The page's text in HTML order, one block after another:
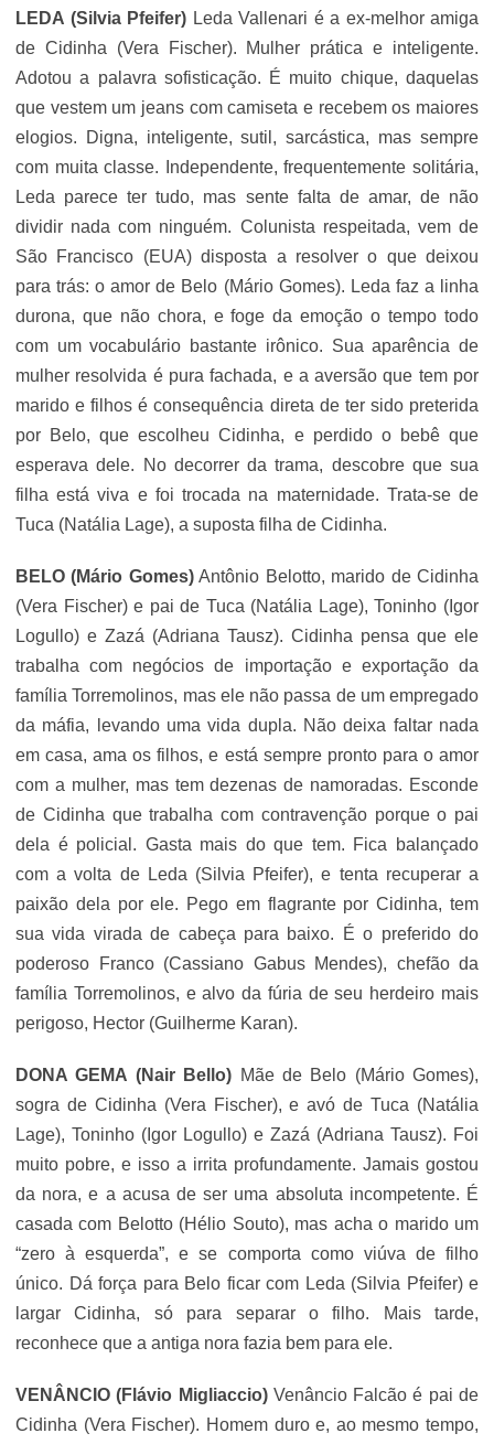
LEDA (Silvia Pfeifer) Leda Vallenari é a ex-melhor amiga
de Cidinha (Vera Fischer). Mulher prática e inteligente.
Adotou a palavra sofisticação. É muito chique, daquelas
que vestem um jeans com camiseta e recebem os maiores
elogios. Digna, inteligente, sutil, sarcástica, mas sempre
com muita classe. Independente, frequentemente solitária,
Leda parece ter tudo, mas sente falta de amar, de não
dividir nada com ninguém. Colunista respeitada, vem de
São Francisco (EUA) disposta a resolver o que deixou
para trás: o amor de Belo (Mário Gomes). Leda faz a linha
durona, que não chora, e foge da emoção o tempo todo
com um vocabulário bastante irônico. Sua aparência de
mulher resolvida é pura fachada, e a aversão que tem por
marido e filhos é consequência direta de ter sido preterida
por Belo, que escolheu Cidinha, e perdido o bebê que
esperava dele. No decorrer da trama, descobre que sua
filha está viva e foi trocada na maternidade. Trata-se de
Tuca (Natália Lage), a suposta filha de Cidinha.
BELO (Mário Gomes)Antônio Belotto, marido de Cidinha
(Vera Fischer) e pai de Tuca (Natália Lage), Toninho (Igor
Logullo) e Zazá (Adriana Tausz). Cidinha pensa que ele
trabalha com negócios de importação e exportação da
família Torremolinos, mas ele não passa de um empregado
da máfia, levando uma vida dupla. Não deixa faltar nada
em casa, ama os filhos, e está sempre pronto para o amor
com a mulher, mas tem dezenas de namoradas. Esconde
de Cidinha que trabalha com contravenção porque o pai
dela é policial. Gasta mais do que tem. Fica balançado
com a volta de Leda (Silvia Pfeifer), e tenta recuperar a
paixão dela por ele. Pego em flagrante por Cidinha, tem
sua vida virada de cabeça para baixo. É o preferido do
poderoso Franco (Cassiano Gabus Mendes), chefão da
família Torremolinos, e alvo da fúria de seu herdeiro mais
perigoso, Hector (Guilherme Karan).
DONA GEMA (Nair Bello) Mãe de Belo (Mário Gomes),
sogra de Cidinha (Vera Fischer), e avó de Tuca (Natália
Lage), Toninho (Igor Logullo) e Zazá (Adriana Tausz). Foi
muito pobre, e isso a irrita profundamente. Jamais gostou
da nora, e a acusa de ser uma absoluta incompetente. É
casada com Belotto (Hélio Souto), mas acha o marido um
“zero à esquerda”, e se comporta como viúva de filho
único. Dá força para Belo ficar com Leda (Silvia Pfeifer) e
largar Cidinha, só para separar o filho. Mais tarde,
reconhece que a antiga nora fazia bem para ele.
VENÂNCIO (Flávio Migliaccio)Venâncio Falcão é pai de
Cidinha (Vera Fischer). Homem duro e, ao mesmo tempo,